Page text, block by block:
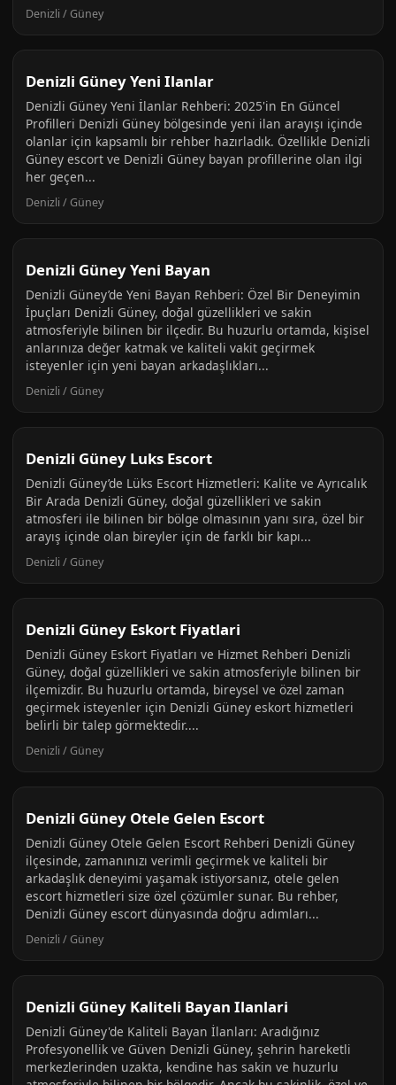
Denizli / Güney
Denizli Güney Yeni Ilanlar
Denizli Güney Yeni İlanlar Rehberi: 2025'in En Güncel
Profilleri Denizli Güney bölgesinde yeni ilan arayışı içinde
olanlar için kapsamlı bir rehber hazırladık. Özellikle Denizli
Güney escort ve Denizli Güney bayan profillerine olan ilgi
her geçen...
Denizli / Güney
Denizli Güney Yeni Bayan
Denizli Güney’de Yeni Bayan Rehberi: Özel Bir Deneyimin
İpuçları Denizli Güney, doğal güzellikleri ve sakin
atmosferiyle bilinen bir ilçedir. Bu huzurlu ortamda, kişisel
anlarınıza değer katmak ve kaliteli vakit geçirmek
isteyenler için yeni bayan arkadaşlıkları...
Denizli / Güney
Denizli Güney Luks Escort
Denizli Güney’de Lüks Escort Hizmetleri: Kalite ve Ayrıcalık
Bir Arada Denizli Güney, doğal güzellikleri ve sakin
atmosferi ile bilinen bir bölge olmasının yanı sıra, özel bir
arayış içinde olan bireyler için de farklı bir kapı...
Denizli / Güney
Denizli Güney Eskort Fiyatlari
Denizli Güney Eskort Fiyatları ve Hizmet Rehberi Denizli
Güney, doğal güzellikleri ve sakin atmosferiyle bilinen bir
ilçemizdir. Bu huzurlu ortamda, bireysel ve özel zaman
geçirmek isteyenler için Denizli Güney eskort hizmetleri
belirli bir talep görmektedir....
Denizli / Güney
Denizli Güney Otele Gelen Escort
Denizli Güney Otele Gelen Escort Rehberi Denizli Güney
ilçesinde, zamanınızı verimli geçirmek ve kaliteli bir
arkadaşlık deneyimi yaşamak istiyorsanız, otele gelen
escort hizmetleri size özel çözümler sunar. Bu rehber,
Denizli Güney escort dünyasında doğru adımları...
Denizli / Güney
Denizli Güney Kaliteli Bayan Ilanlari
Denizli Güney'de Kaliteli Bayan İlanları: Aradığınız
Profesyonellik ve Güven Denizli Güney, şehrin hareketli
merkezlerinden uzakta, kendine has sakin ve huzurlu